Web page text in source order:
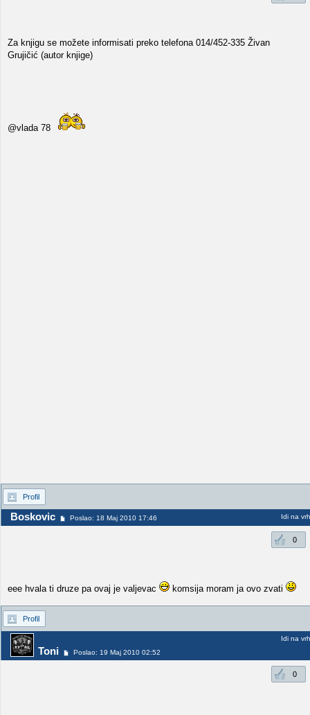
Za knjigu se možete informisati preko telefona 014/452-335 Živan
Grujičić (autor knjige)
@vlada 78
Profil
Boskovic Poslao: 18 Maj 2010 17:46 Idi na vrh
0
eee hvala ti druze pa ovaj je valjevac komsija moram ja ovo zvati
Profil
Toni Poslao: 19 Maj 2010 02:52
Idi na vrh
0